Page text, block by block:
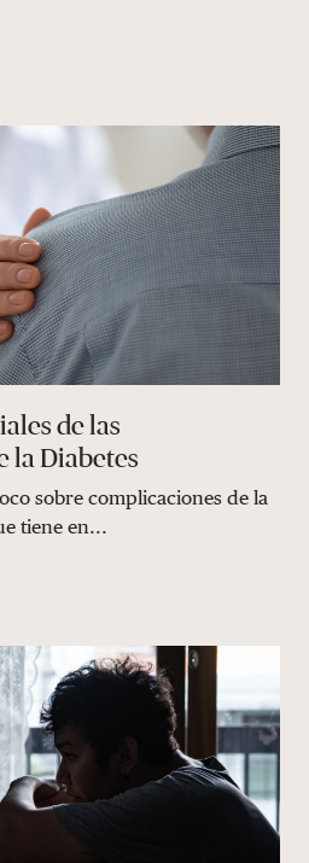
de las
la Diabetes
sobre complicaciones de la
tiene en...